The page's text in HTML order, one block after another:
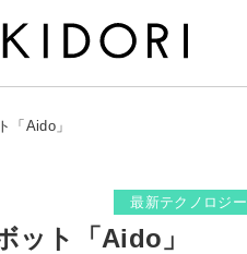
「Aido」
最新テクノロジー
ット「Aido」